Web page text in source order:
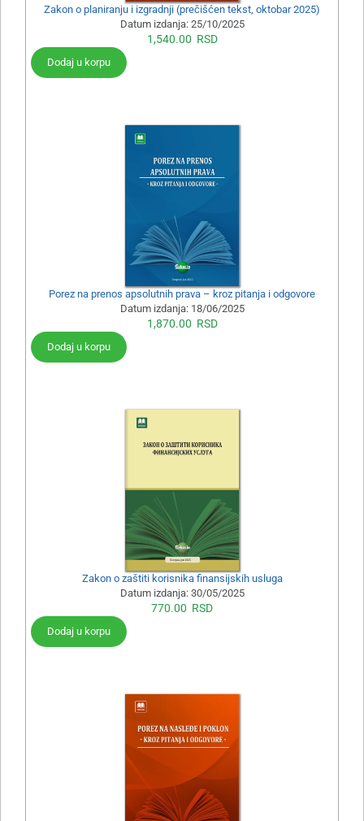
Zakon o planiranju i izgradnji (prečišćen tekst, oktobar 2025)
Datum izdanja: 25/10/2025
1,540.00 RSD
Dodaj u korpu
Porez na prenos apsolutnih prava – kroz pitanja i odgovore
Datum izdanja: 18/06/2025
1,870.00 RSD
Dodaj u korpu
Zakon o zaštiti korisnika finansijskih usluga
Datum izdanja: 30/05/2025
770.00 RSD
Dodaj u korpu